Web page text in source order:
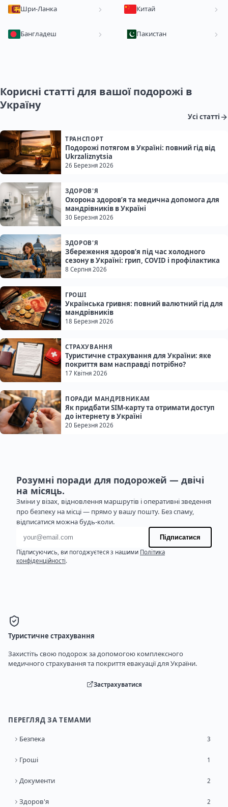
Шри-Ланка Китай
Бангладеш Пакистан
Корисні статті для вашої подорожі в
Україну
Усі статті
ТРАНСПОРТ
Подорожі потягом в Україні: повний гід від
Ukrzaliznytsia
26 Березня 2026
ЗДОРОВ'Я
Охорона здоров’я та медична допомога для
мандрівників в Україні
30 Березня 2026
ЗДОРОВ'Я
Збереження здоров’я під час холодного
сезону в Україні: грип, COVID і профілактика
8 Серпня 2026
ГРОШІ
Українська гривня: повний валютний гід для
мандрівників
18 Березня 2026
СТРАХУВАННЯ
Туристичне страхування для України: яке
покриття вам насправді потрібно?
17 Квітня 2026
ПОРАДИ МАНДРІВНИКАМ
Як придбати SIM-карту та отримати доступ
до інтернету в Україні
20 Березня 2026
Розумні поради для подорожей — двічі
на місяць.
Зміни у візах, відновлення маршрутів і оперативні зведення
про безпеку на місці — прямо у вашу пошту. Без спаму,
відписатися можна будь-коли.
Адреса електронної пошти
Підписатися
Підписуючись, ви погоджуєтеся з нашими Політика
конфіденційності.
Туристичне страхування
Захистіть свою подорож за допомогою комплексного
медичного страхування та покриття евакуації для України.
Застрахуватися
ПЕРЕГЛЯД ЗА ТЕМАМИ
Безпека 3
Гроші 1
Документи 2
Здоров'я 2